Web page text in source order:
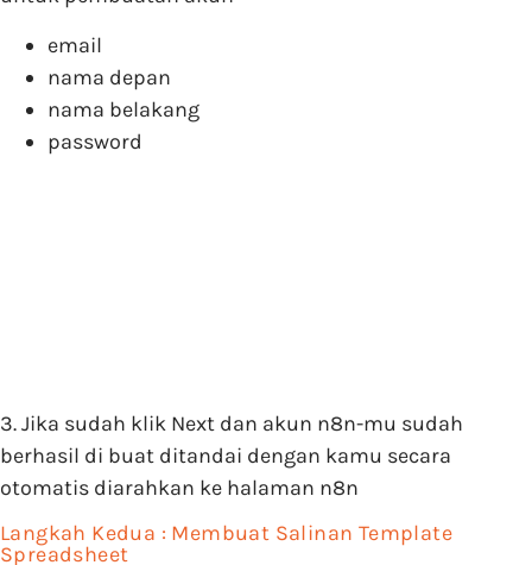
email
nama depan
nama belakang
password
3. Jika sudah klik Next dan akun n8n-mu sudah
berhasil di buat ditandai dengan kamu secara
otomatis diarahkan ke halaman n8n
Langkah Kedua : Membuat Salinan Template
Spreadsheet